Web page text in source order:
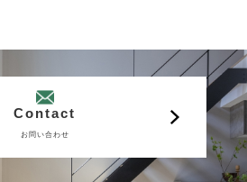
Contact
お問い合わせ